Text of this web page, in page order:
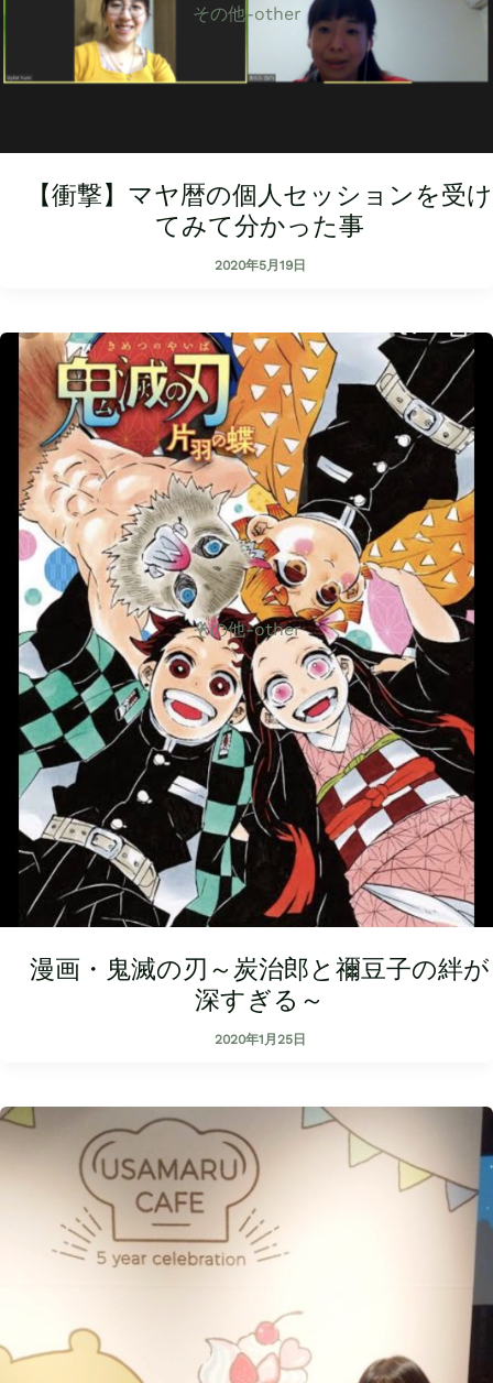
その他-other
【衝撃】マヤ暦の個人セッションを受け
てみて分かった事
2020年5月19日
その他-other
漫画・鬼滅の刃～炭治郎と禰豆子の絆が
深すぎる～
2020年1月25日